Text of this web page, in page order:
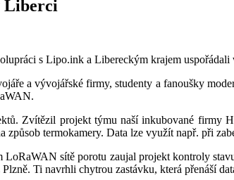
Liberci
s Lipo.ink a Libereckým krajem
a vývojářské firmy, studenty a fanoušky
Zvítězil projekt týmu naší inkubované firmy
způsob termokamery. Data lze využít např. při
LoRaWAN sítě porotu zaujal projekt kontroly
Ti navrhli chytrou zastávku, která přenáší